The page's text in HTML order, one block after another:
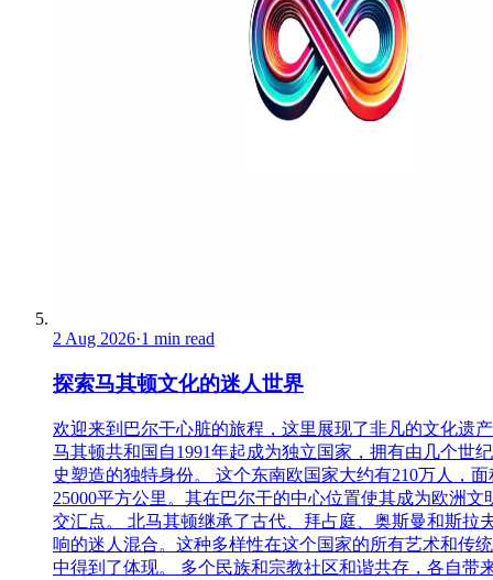
2 Aug 2026·1 min read
探索马其顿文化的迷人世界
欢迎来到巴尔干心脏的旅程，这里展现了非凡的文化遗
马其顿共和国自1991年起成为独立国家，拥有由几个世
史塑造的独特身份。 这个东南欧国家大约有210万人，面
25000平方公里。其在巴尔干的中心位置使其成为欧洲文
交汇点。 北马其顿继承了古代、拜占庭、奥斯曼和斯拉
响的迷人混合。这种多样性在这个国家的所有艺术和传
中得到了体现。 多个民族和宗教社区和谐共存，各自带